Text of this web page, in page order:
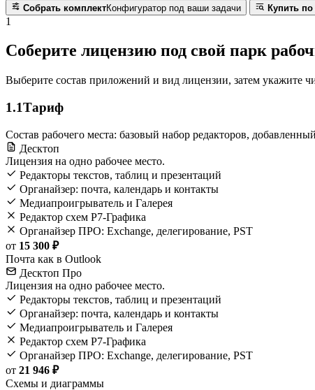
Собрать комплектКонфигуратор под ваши задачи Купить по
1
Соберите лицензию под свой парк
Выберите состав приложений и вид лицензии, затем укажите
1.1Тариф
Состав рабочего места: базовый набор редакторов,
Десктоп
Лицензия на одно рабочее место.
Редакторы текстов, таблиц и презентаций
Органайзер: почта, календарь и контакты
Медиапроигрыватель и Галерея
Редактор схем Р7-Графика
Органайзер ПРО: Exchange, делегирование, PST
от 15 300 ₽
Почта как в Outlook
Десктоп Про
Лицензия на одно рабочее место.
Редакторы текстов, таблиц и презентаций
Органайзер: почта, календарь и контакты
Медиапроигрыватель и Галерея
Редактор схем Р7-Графика
Органайзер ПРО: Exchange, делегирование, PST
от 21 946 ₽
Схемы и диаграммы